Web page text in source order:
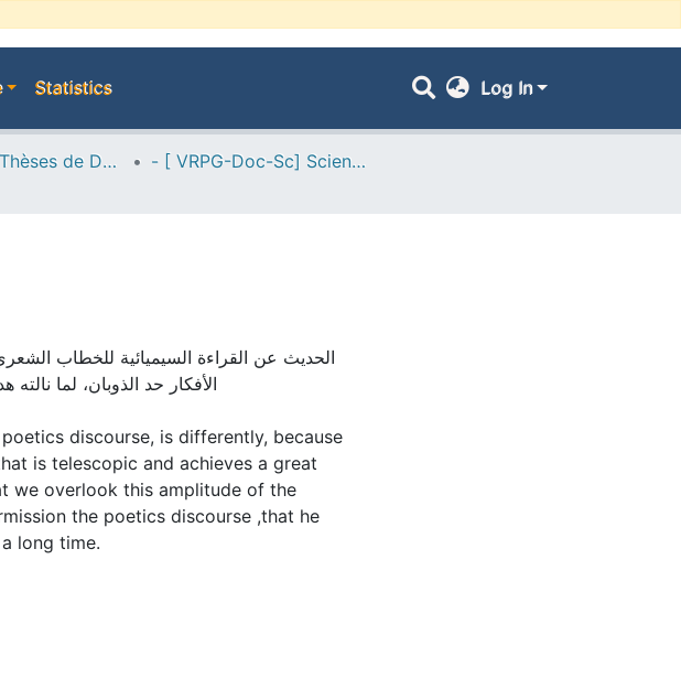
Statistics Log In
2- [ VRPG] Thèses de Doctorat en Sciences
- [ VRPG-Doc-Sc] Sciences humaines et sociales --- علوم إنسانية واجتماعية
الحديث عن القراءة السيميائية للخطاب
الأفكار حد الذوبان، لما
discourse, is differently, because
is telescopic and achieves a great
we overlook this amplitude of the
the poetics discourse ,that he
long time.